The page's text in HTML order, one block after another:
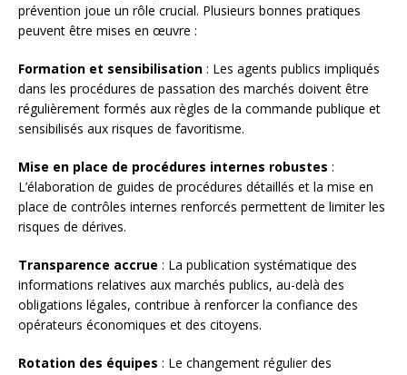
prévention joue un rôle crucial. Plusieurs bonnes pratiques
peuvent être mises en œuvre :
Formation et sensibilisation : Les agents publics impliqués
dans les procédures de passation des marchés doivent être
régulièrement formés aux règles de la commande publique et
sensibilisés aux risques de favoritisme.
Mise en place de procédures internes robustes :
L’élaboration de guides de procédures détaillés et la mise en
place de contrôles internes renforcés permettent de limiter les
risques de dérives.
Transparence accrue : La publication systématique des
informations relatives aux marchés publics, au-delà des
obligations légales, contribue à renforcer la confiance des
opérateurs économiques et des citoyens.
Rotation des équipes : Le changement régulier des